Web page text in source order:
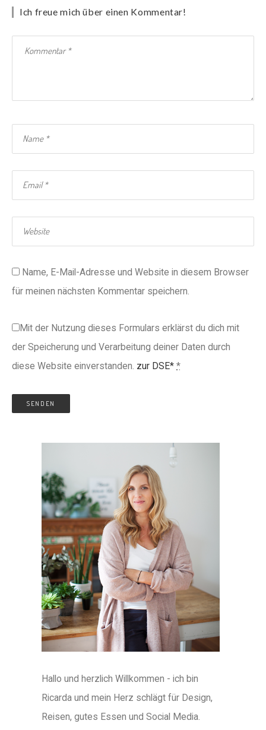
Ich freue mich über einen Kommentar!
Name, E-Mail-Adresse und Website in diesem Browser
für meinen nächsten Kommentar speichern.
Mit der Nutzung dieses Formulars erklärst du dich mit
der Speicherung und Verarbeitung deiner Daten durch
diese Website einverstanden. zur DSE* *
Hallo und herzlich Willkommen - ich bin
Ricarda und mein Herz schlägt für Design,
Reisen, gutes Essen und Social Media.